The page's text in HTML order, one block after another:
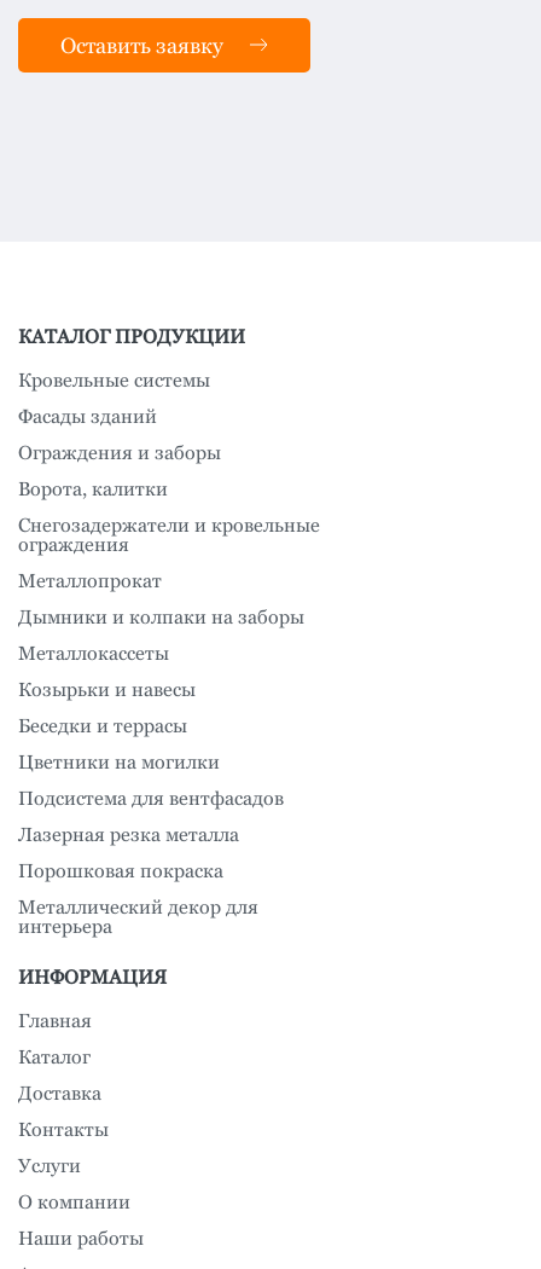
Оставить заявку
КАТАЛОГ ПРОДУКЦИИ
Кровельные системы
Фасады зданий
Ограждения и заборы
Ворота, калитки
Снегозадержатели и кровельные
ограждения
Металлопрокат
Дымники и колпаки на заборы
Металлокассеты
Козырьки и навесы
Беседки и террасы
Цветники на могилки
Подсистема для вентфасадов
Лазерная резка металла
Порошковая покраска
Металлический декор для
интерьера
ИНФОРМАЦИЯ
Главная
Каталог
Доставка
Контакты
Услуги
О компании
Наши работы